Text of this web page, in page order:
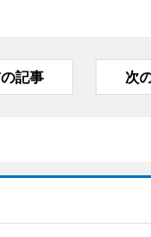
記事 次